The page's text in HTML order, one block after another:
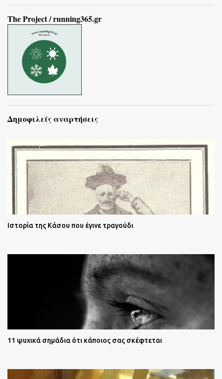
The Project / running365.gr
Δημοφιλείς αναρτήσεις
Ιστορία της Κάσου που έγινε τραγούδι
11 ψυχικά σημάδια ότι κάποιος σας σκέφτεται